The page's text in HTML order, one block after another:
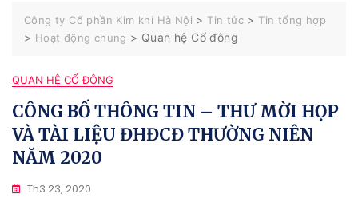
Công ty Cổ phần Kim khí Hà Nội > Tin tức > Tin tổng hợp
> Hoạt động chung > Quan hệ Cổ đông
QUAN HỆ CỔ ĐÔNG
CÔNG BỐ THÔNG TIN – THƯ MỜI HỌP
VÀ TÀI LIỆU ĐHĐCĐ THƯỜNG NIÊN
NĂM 2020
Th3 23, 2020